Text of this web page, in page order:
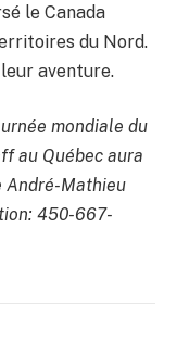
le Canada
du Nord.
aventure.
mondiale du
au Québec aura
André-Mathieu
450-667-